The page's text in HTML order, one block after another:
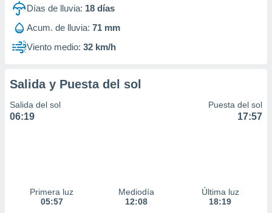
publicidad
de
Días de lluvia: 18 días
Acum. de lluvia: 71 mm
Viento medio: 32 km/h
Salida y Puesta del sol
Salida del sol
06:19
Puesta del sol
17:57
Primera luz
05:57
Mediodía
12:08
Última luz
18:19